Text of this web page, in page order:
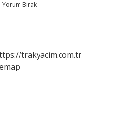
Yorum Bırak
trakyacim.com.tr